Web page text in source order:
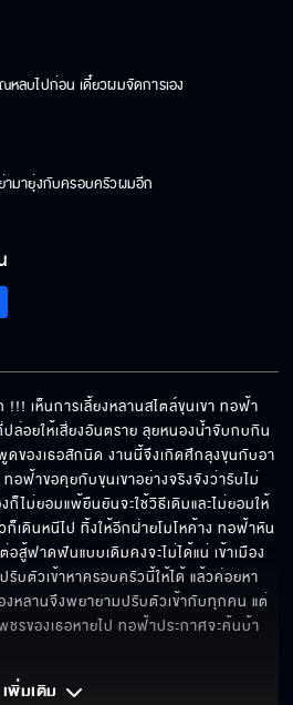
หลบไปก่อน เดี๋ยวผมจัดการเอง
ามายุ่งกับครอบครัวผมอีก
มือผมไว้นะคุณ
เห็นการเลี้ยงหลานสไตล์ขุนเขา ทอฟ้า
ล่อยให้เสี่ยงอันตราย ลุยหนองน้ำจับกบกิน
ดของเธอสักนิด งานนี้จึงเกิดศึกลุงขุนกับอา
อฟ้าขอคุยกับขุนเขาอย่างจริงจังว่ารับไม่
ก็ไม่ยอมแพ้ยืนยันจะใช้วิธีเดิมและไม่ยอมให้
ก็เดินหนีไป ทิ้งให้อีกฝ่ายโมโหค้าง ทอฟ้าหัน
สู้ฟาดฟันแบบเดิมคงจะไม่ได้แน่ เข้าเมือง
บตัวเข้าหาครอบครัวนี้ให้ได้ แล้วค่อยหา
งหลานจึงพยายามปรับตัวเข้ากับทุกคน แต่
ชรของเธอหายไป ทอฟ้าประกาศจะค้นบ้า
เพิ่มเติม